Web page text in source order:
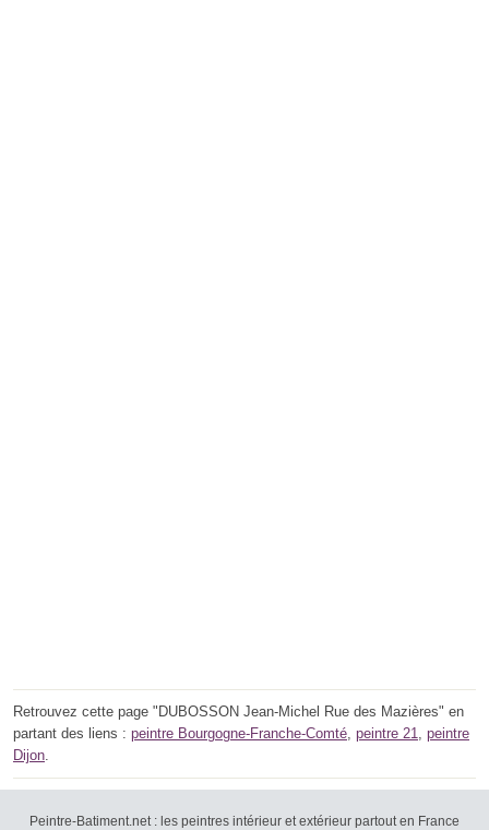
Retrouvez cette page "DUBOSSON Jean-Michel Rue des Mazières" en
partant des liens : peintre Bourgogne-Franche-Comté peintre 21
peintre
Dijon
Peintre-Batiment.net : les peintres intérieur et extérieur partout en France